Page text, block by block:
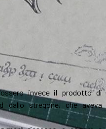
invece il prodotto di
dallo stregone, che aveva